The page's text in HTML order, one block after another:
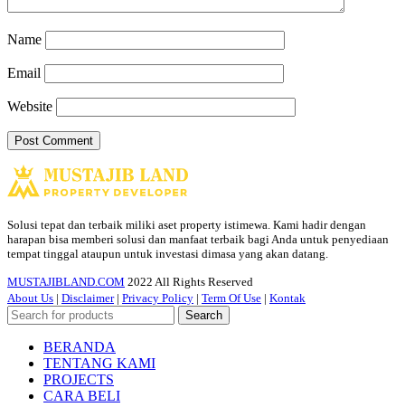
Name
Email
Website
Solusi tepat dan terbaik miliki aset property istimewa. Kami hadir dengan
harapan bisa memberi solusi dan manfaat terbaik bagi Anda untuk penyediaan
tempat tinggal ataupun untuk investasi dimasa yang akan datang.
MUSTAJIBLAND.COM 2022 All Rights Reserved
About Us | Disclaimer| Privacy Policy | Term Of Use | Kontak
Search
BERANDA
TENTANG KAMI
PROJECTS
CARA BELI